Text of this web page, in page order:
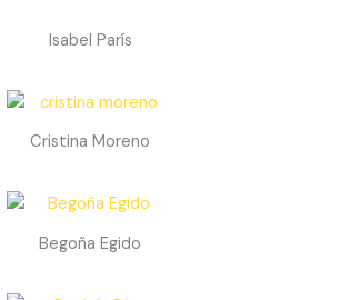
Isabel París
Cristina Moreno
Begoña Egido